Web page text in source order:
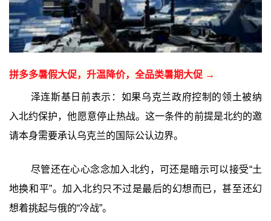
拼多多暑假大促，升温降价，全品类暑期大促 →
泽连斯基日前表示：如果乌克兰政府控制的领土被纳
入北约保护，他愿意停止热战。这一条件的前提是北约的邀
请本身需要承认乌克兰的国际公认边界。
尽管还在心心念念加入北约，可还是暗示可以接受“土
地换和平”。加入北约只不过是最后的幻想而已，甚至还幻
想着挑起与俄的“冷战”。